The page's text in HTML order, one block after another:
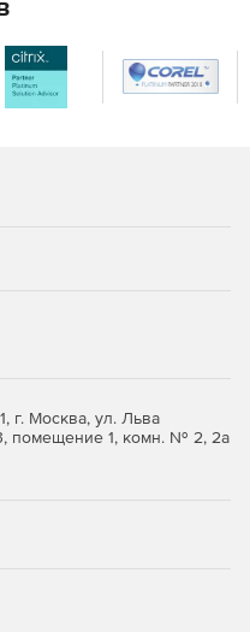
атмосферу для
ПО.
SaluteJazz
г. Москва, ул. Льва
помещение 1, комн. № 2, 2а